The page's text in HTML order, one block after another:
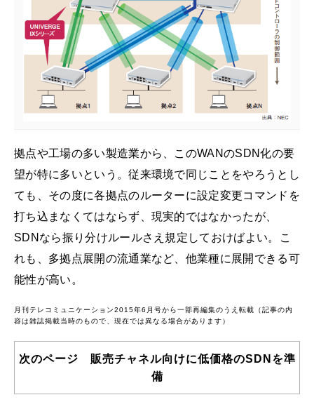
拠点や工場の多い製造業から、このWANのSDN化の要
望が特に多いという。従来環境で同じことをやろうとし
ても、その度に各拠点のルーターに設定変更コマンドを
打ち込まなくてはならず、現実的ではなかったが、
SDNなら振り分けルールさえ規定しておけばよい。こ
れも、多拠点展開の流通業など、他業種に展開できる可
能性が高い。
月刊テレコミュニケーション2015年6月号から一部再編集のうえ転載（記事の内
容は雑誌掲載当時のもので、現在では異なる場合があります）
次のページ 販売チャネル向けに低価格のSDNを準
備